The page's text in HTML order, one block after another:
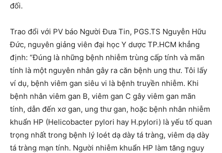
đối.
Trao đổi với PV báo Người Đưa Tin, PGS.TS Nguyễn Hữu
Đức, nguyên giảng viên đại học Y dược TP.HCM khẳng
định: “Đúng là những bệnh nhiễm trùng cấp tính và mãn
tính là một nguyên nhân gây ra căn bệnh ung thư. Tôi lấy
ví dụ, bệnh viêm gan siêu vi là bệnh truyền nhiễm. Khi
bệnh nhân viêm gan B, viêm gan C gây viêm gan mãn
tính, dẫn đến xơ gan, ung thư gan, hoặc bệnh nhân nhiễm
khuẩn HP (Helicobacter pylori hay H.pylori) là yếu tố quan
trọng nhất trong bệnh lý loét dạ dày tá tràng, viêm dạ dày
tá tràng mạn tính. Người nhiễm khuẩn HP làm tăng nguy